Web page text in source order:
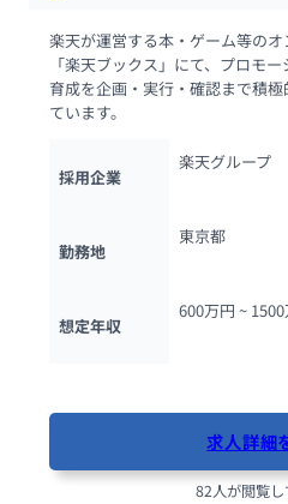
楽天が運営する本・ゲーム等の
「楽天ブックス」にて、プロモ
育成を企画・実行・確認まで積
ています。
採用企業
楽天グループ
勤務地
東京都
想定年収
600万円 ~
求人詳細
82人が閲覧